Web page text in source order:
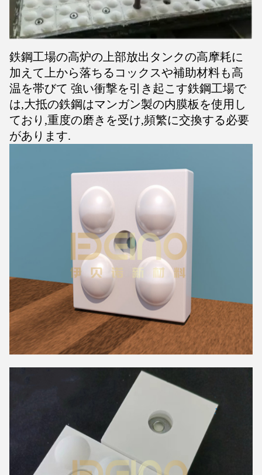
鉄鋼工場の高炉の上部放出タンクの高摩耗に
加えて上から落ちるコックスや補助材料も高
温を帯びて 強い衝撃を引き起こす鉄鋼工場で
は,大抵の鉄鋼はマンガン製の内膜板を使用し
ており,重度の磨きを受け,頻繁に交換する必要
があります.